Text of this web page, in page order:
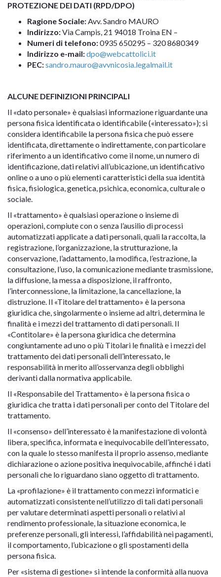
PROTEZIONE DEI DATI (RPD/DPO)
Ragione Sociale:Avv. Sandro MAURO
Indirizzo:Via Campis, 21 94018 Troina EN –
Numeri di telefono:0935 650295 – 320 8680349
Indirizzo e-mail:dpo@webcattolici.it
PEC:sandro.mauro@avvnicosia.legalmail.it
ALCUNE DEFINIZIONI PRINCIPALI
Il «dato personale» è qualsiasi informazione riguardante una
persona fisica identificata o identificabile («interessato»); si
considera identificabile la persona fisica che può essere
identificata, direttamente o indirettamente, con particolare
riferimento a un identificativo come il nome, un numero di
identificazione, dati relativi all’ubicazione, un identificativo
online o a uno o più elementi caratteristici della sua identità
fisica, fisiologica, genetica, psichica, economica, culturale o
sociale.
Il «trattamento» è qualsiasi operazione o insieme di
operazioni, compiute con o senza l’ausilio di processi
automatizzati applicate a dati personali, quali la raccolta, la
registrazione, l’organizzazione, la strutturazione, la
conservazione, l’adattamento, la modifica, l’estrazione, la
consultazione, l’uso, la comunicazione mediante trasmissione,
la diffusione, la messa a disposizione, il raffronto,
l’interconnessione, la limitazione, la cancellazione, la
distruzione. Il «Titolare del trattamento» è la persona
giuridica che, singolarmente o insieme ad altri, determina le
finalità e i mezzi del trattamento di dati personali. Il
«Contitolare» è la persona giuridica che determina
congiuntamente ad uno o più Titolari le finalità e i mezzi del
trattamento dei dati personali dell’interessato, le
responsabilità in merito all’osservanza degli obblighi
derivanti dalla normativa applicabile.
Il «Responsabile del Trattamento» è la persona fisica o
giuridica che tratta i dati personali per conto del Titolare del
trattamento.
Il «consenso» dell’interessato è la manifestazione di volontà
libera, specifica, informata e inequivocabile dell’interessato,
con la quale lo stesso manifesta il proprio assenso, mediante
dichiarazione o azione positiva inequivocabile, affinché i dati
personali che lo riguardano siano oggetto di trattamento.
La «profilazione» è il trattamento con mezzi informatici e
automatizzati consistente nell’utilizzo di tali dati personali
per valutare determinati aspetti personali o relativi al
rendimento professionale, la situazione economica, le
preferenze personali, gli interessi, l’affidabilità nei pagamenti,
il comportamento, l’ubicazione o gli spostamenti della
persona fisica.
Per «sistema di gestione» si intende la conformità alla nuova